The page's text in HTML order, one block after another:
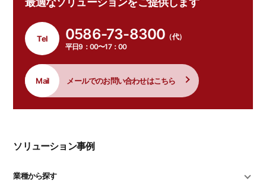
Tel 0586-73-8300 （代）
平日9：00〜17：00
Mail メールでのお問い合わせはこちら
ソリューション事例
業種から探す